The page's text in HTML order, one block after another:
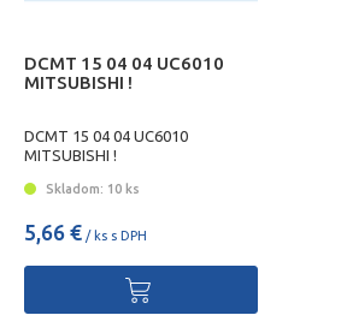
DCMT 15 04 04 UC6010
MITSUBISHI !
DCMT 15 04 04 UC6010
MITSUBISHI !
Skladom: 10 ks
5,66 € / ks s DPH